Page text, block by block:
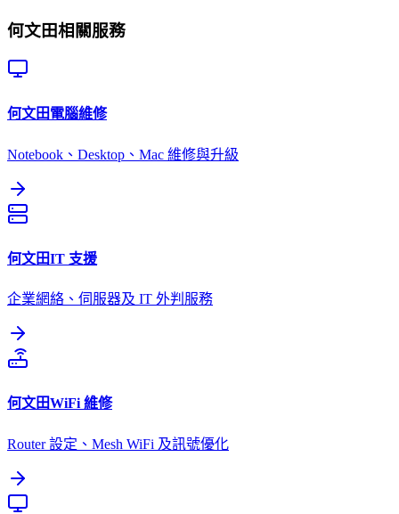
何文田相關服務
何文田電腦維修
Notebook、Desktop、Mac 維修與升級
何文田IT 支援
企業網絡、伺服器及 IT 外判服務
何文田WiFi 維修
Router 設定、Mesh WiFi 及訊號優化